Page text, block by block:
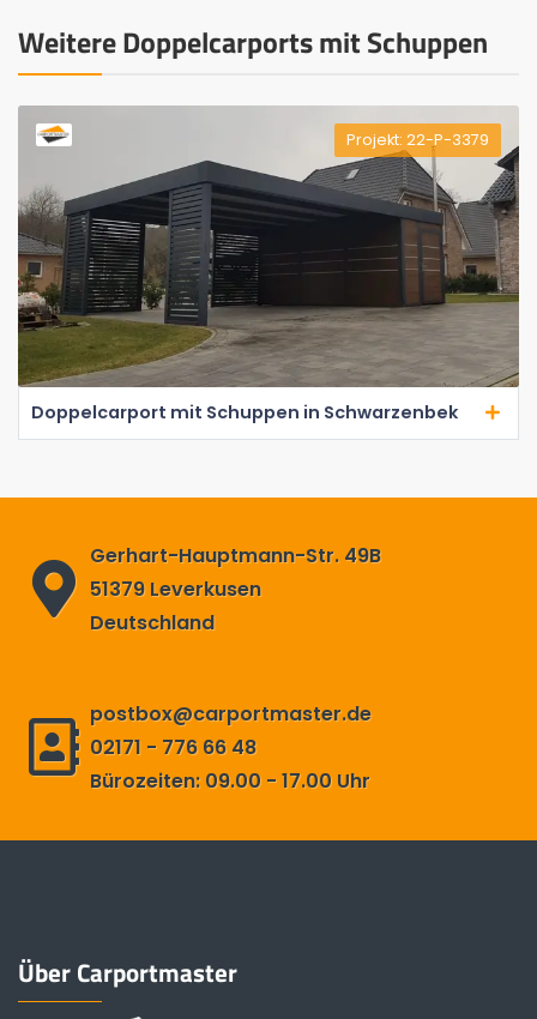
Weitere Doppelcarports mit Schuppen
Projekt: 22-P-3379
Doppelcarport mit Schuppen in Schwarzenbek
Gerhart-Hauptmann-Str. 49B
51379 Leverkusen
Deutschland
postbox@carportmaster.de
02171 - 776 66 48
Bürozeiten: 09.00 - 17.00 Uhr
Über Carportmaster